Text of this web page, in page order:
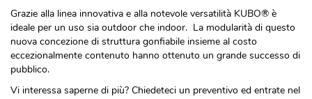
Grazie alla linea innovativa e alla notevole versatilità KUBO® è
ideale per un uso sia outdoor che indoor. La modularità di questo
nuova concezione di struttura gonfiabile insieme al costo
eccezionalmente contenuto hanno ottenuto un grande successo di
pubblico.
Vi interessa saperne di più? Chiedeteci un preventivo ed entrate nel